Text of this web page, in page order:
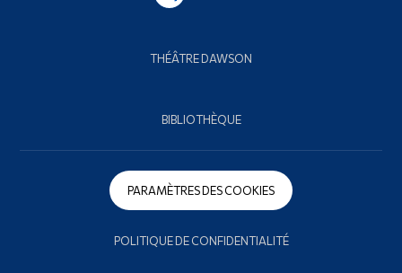
THÉÂTRE DAWSON
BIBLIOTHÈQUE
PARAMÈTRES DES COOKIES
POLITIQUE DE CONFIDENTIALITÉ